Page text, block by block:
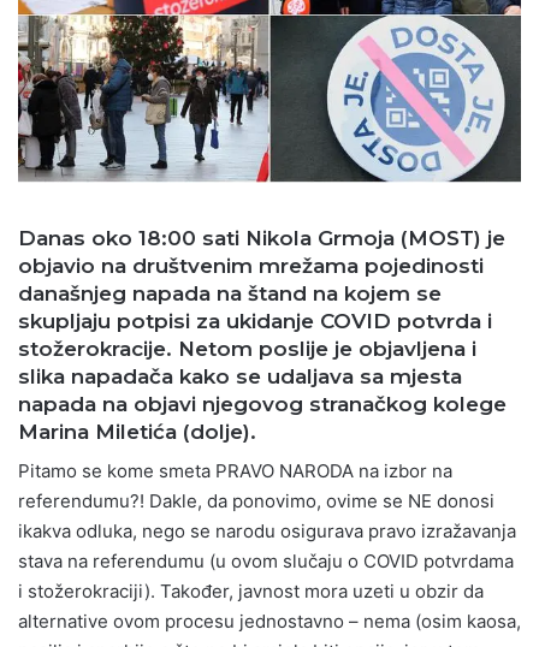
Danas oko 18:00 sati Nikola Grmoja (MOST) je
objavio na društvenim mrežama pojedinosti
današnjeg napada na štand na kojem se
skupljaju potpisi za ukidanje COVID potvrda i
stožerokracije. Netom poslije je objavljena i
slika napadača kako se udaljava sa mjesta
napada na objavi njegovog stranačkog kolege
Marina Miletića (dolje).
Pitamo se kome smeta PRAVO NARODA na izbor na
referendumu?! Dakle, da ponovimo, ovime se NE donosi
ikakva odluka, nego se narodu osigurava pravo izražavanja
stava na referendumu (u ovom slučaju o COVID potvrdama
i stožerokraciji). Također, javnost mora uzeti u obzir da
alternative ovom procesu jednostavno – nema (osim kaosa,